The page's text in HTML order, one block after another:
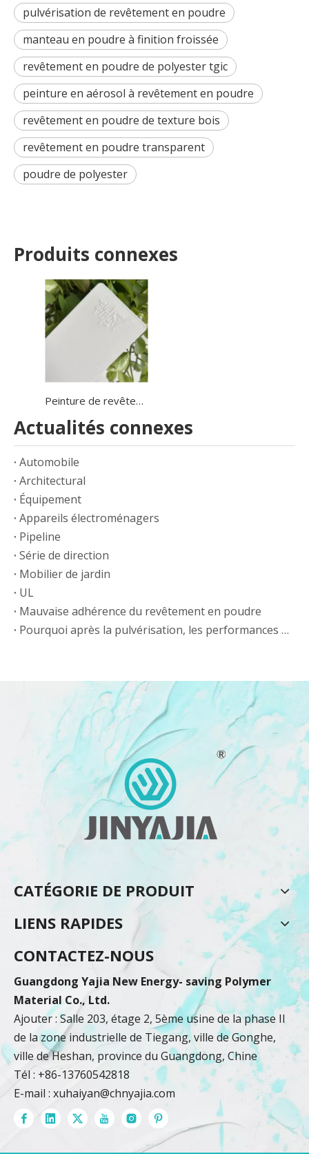
pulvérisation de revêtement en poudre
manteau en poudre à finition froissée
revêtement en poudre de polyester tgic
peinture en aérosol à revêtement en poudre
revêtement en poudre de texture bois
revêtement en poudre transparent
poudre de polyester
Produits connexes
Peinture de revêtement en poudre de résine époxy polyester
Actualités connexes
Automobile
Architectural
Équipement
Appareils électroménagers
Pipeline
Série de direction
Mobilier de jardin
UL
Mauvaise adhérence du revêtement en poudre
Pourquoi après la pulvérisation, les performances de nivellement sont médiocres, avec une peau d'orange évidente ?
CATÉGORIE DE PRODUIT
LIENS RAPIDES
CONTACTEZ-NOUS
Guangdong Yajia New Energy- saving Polymer
Material Co., Ltd.
Ajouter : Salle 203, étage 2, 5ème usine de la phase II
de la zone industrielle de Tiegang, ville de Gonghe,
ville de Heshan, province du Guangdong, Chine
Tél : +86-13760542818
E-mail : xuhaiyan@chnyajia.com